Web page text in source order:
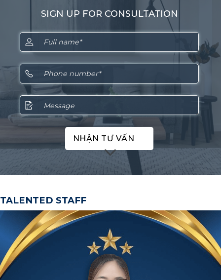
SIGN UP FOR CONSULTATION
NHẬN TƯ VẤN
TALENTED STAFF